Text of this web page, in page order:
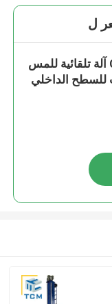
ل
أوعية الصلب CNC آلة تلقائية للمس